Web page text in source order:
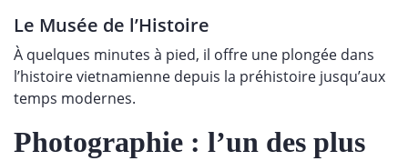
Le Musée de l’Histoire
À quelques minutes à pied, il offre une plongée dans
l’histoire vietnamienne depuis la préhistoire jusqu’aux
temps modernes.
Photographie : l’un des plus